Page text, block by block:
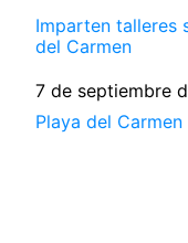
Imparten talleres
del Carmen
Fecha
7 de septiembre
Respecto a
Playa del Carmen